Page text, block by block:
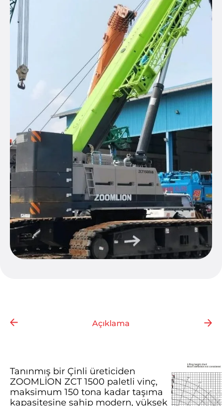
Açıklama
Tanınmış bir Çinli üreticiden
ZOOMLİON ZCT 1500 paletli vinç,
maksimum 150 tona kadar taşıma
kapasitesine sahip modern, yüksek